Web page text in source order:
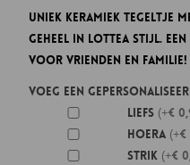
Uniek keramiek tegeltje
geheel in Lottea stijl.
voor vrienden en familie!
Voeg een
Liefs (+€
Hoera (+€
Strik (+€